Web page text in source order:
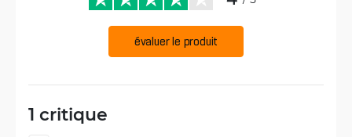
évaluer le produit
1 critique